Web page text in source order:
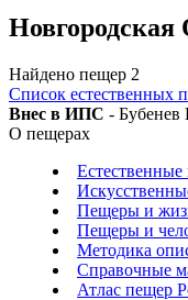
Новгородская
Найдено пещер 2
Список естественных
Внес в ИПС - Бубенев
О пещерах
Пещеры и
Пещеры и
Методика
Справочные
Атлас пещер